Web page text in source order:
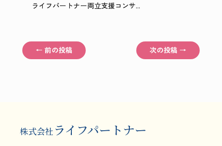
ライフパートナー両立支援コンサ...
← 前の投稿 次の投稿 →
株式会社 ライフパートナー